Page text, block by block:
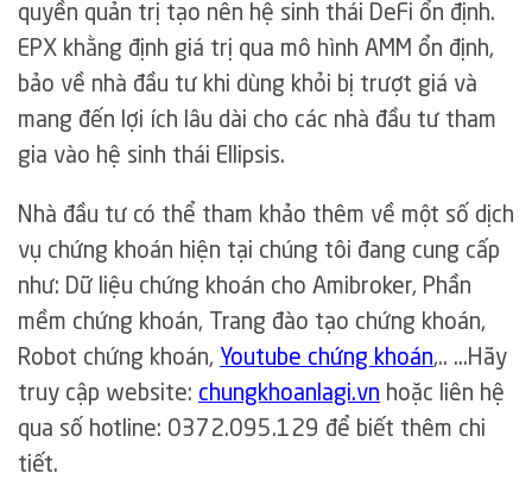
quyền quản trị tạo nên hệ sinh thái DeFi ổn định.
EPX khằng định giá trị qua mô hình AMM ổn định,
bảo về nhà đầu tư khi dùng khỏi bị trượt giá và
mang đến lợi ích lâu dài cho các nhà đầu tư tham
gia vào hệ sinh thái Ellipsis.
Nhà đầu tư có thể tham khảo thêm về một số dịch
vụ chứng khoán hiện tại chúng tôi đang cung cấp
như: Dữ liệu chứng khoán cho Amibroker, Phần
mềm chứng khoán, Trang đào tạo chứng khoán,
Robot chứng khoán, Youtube chứng khoán,.. …Hãy
truy cập website: chungkhoanlagi.vn hoặc liên hệ
qua số hotline: 0372.095.129 để biết thêm chi
tiết.